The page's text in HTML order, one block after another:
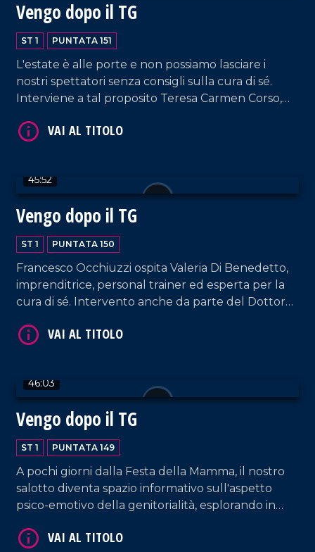
Vengo dopo il TG
ST 1 PUNTATA 151
L'estate è alle porte e non possiamo lasciare i
nostri spettatori senza consigli sulla cura di sé.
Interviene a tal proposito Teresa Carmen Corso,
styling. Nel corso della puntata, collegamento con
45:52
Vengo dopo il TG
ST 1 PUNTATA 150
Francesco Occhiuzzi ospita Valeria Di Benedetto,
imprenditrice, personal trainer ed esperta per la
cura di sé. Intervento anche da parte del Dottor
Nostra Signora dello Scoglio. E poi, musica dal vivo,
46:03
Vengo dopo il TG
ST 1 PUNTATA 149
A pochi giorni dalla Festa della Mamma, il nostro
salotto diventa spazio informativo sull'aspetto
psico-emotivo della genitorialità, esplorando in
responsabilità e sfide quotidiane. Spazio anche a
VAI AL TITOLO
VAI AL TITOLO
VAI AL TITOLO